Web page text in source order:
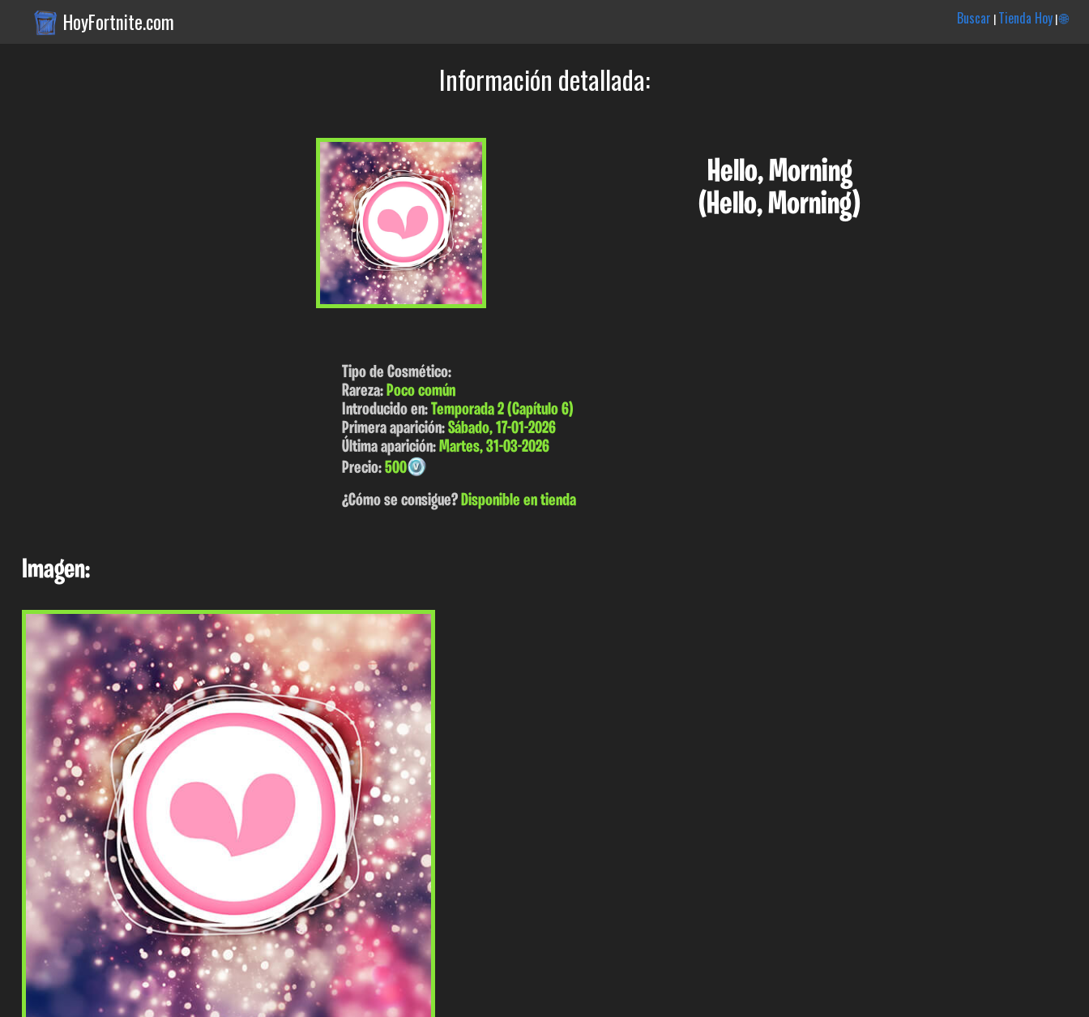
HoyFortnite.com Buscar |Tienda Hoy|🌐
Información detallada:
Hello, Morning
(Hello, Morning)
Tipo de Cosmético:
Rareza: Poco común
Introducido en:Temporada 2 (Capítulo 6)
Primera aparición:Sábado, 17-01-2026
Última aparición:Martes, 31-03-2026
Precio:500
¿Cómo se consigue?Disponible en tienda
Imagen: